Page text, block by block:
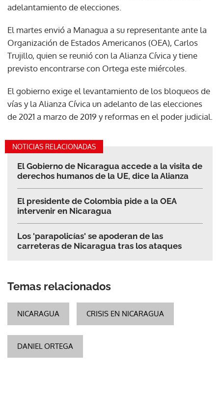
adelantamiento de elecciones.
El martes envió a Managua a su representante ante la
Organización de Estados Americanos (OEA), Carlos
Trujillo, quien se reunió con la Alianza Cívica y tiene
previsto encontrarse con Ortega este miércoles.
El gobierno exige el levantamiento de los bloqueos de
vías y la Alianza Cívica un adelanto de las elecciones
de 2021 a marzo de 2019 y reformas en el poder judicial.
NOTICIAS RELACIONADAS
El Gobierno de Nicaragua accede a la visita de
derechos humanos de la UE, dice la Alianza
El presidente de Colombia pide a la OEA
intervenir en Nicaragua
Los 'parapolicías' se apoderan de las
carreteras de Nicaragua tras los ataques
Temas relacionados
NICARAGUA CRISIS EN NICARAGUA
DANIEL ORTEGA